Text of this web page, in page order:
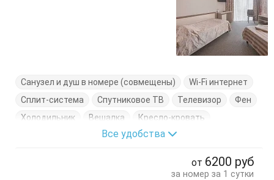
Санузел и душ в номере (совмещены)
Wi-Fi интернет
Сплит-система
Спутниковое ТВ Телевизор
Фен
Холодильник
Вешалка
Кресло-кровать
Кровать двуспальная
Кровать односпальная
Все удобства
от 6200 руб
за номер за 1 сутки